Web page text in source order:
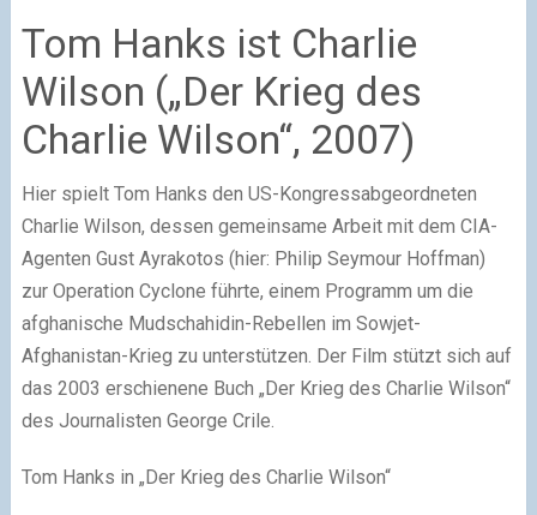
Tom Hanks ist Charlie
Wilson („Der Krieg des
Charlie Wilson“, 2007)
Hier spielt Tom Hanks den US-Kongressabgeordneten
Charlie Wilson, dessen gemeinsame Arbeit mit dem CIA-
Agenten Gust Ayrakotos (hier: Philip Seymour Hoffman)
zur Operation Cyclone führte, einem Programm um die
afghanische Mudschahidin-Rebellen im Sowjet-
Afghanistan-Krieg zu unterstützen. Der Film stützt sich auf
das 2003 erschienene Buch „Der Krieg des Charlie Wilson“
des Journalisten George Crile.
Tom Hanks in „Der Krieg des Charlie Wilson“